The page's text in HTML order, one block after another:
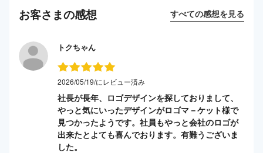
お客さまの感想 すべての感想を見る
トクちゃん
2026/05/19/にレビュー済み
社長が長年、ロゴデザインを探しておりまして、
やっと気にいったデザインがロゴマ－ケット様で
見つかったようです。社員もやっと会社のロゴが
出来たとよても喜んでおります。有難うございま
した。